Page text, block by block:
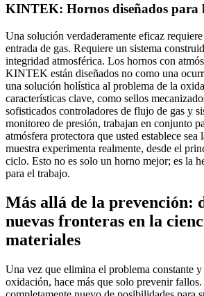
KINTEK: Hornos diseñados para
Una solución verdaderamente eficaz
entrada de gas. Requiere un sistema
integridad atmosférica. Los hornos con
KINTEK están diseñados no como una
una solución holística al problema de la
características clave, como sellos
sofisticados controladores de flujo de gas y
monitoreo de presión, trabajan en conjunto
atmósfera protectora que usted establece sea
muestra experimenta realmente, desde el
ciclo. Esto no es solo un horno mejor; es la
para el trabajo.
Más allá de la prevención:
nuevas fronteras en la
materiales
Una vez que elimina el problema constante y
oxidación, hace más que solo prevenir